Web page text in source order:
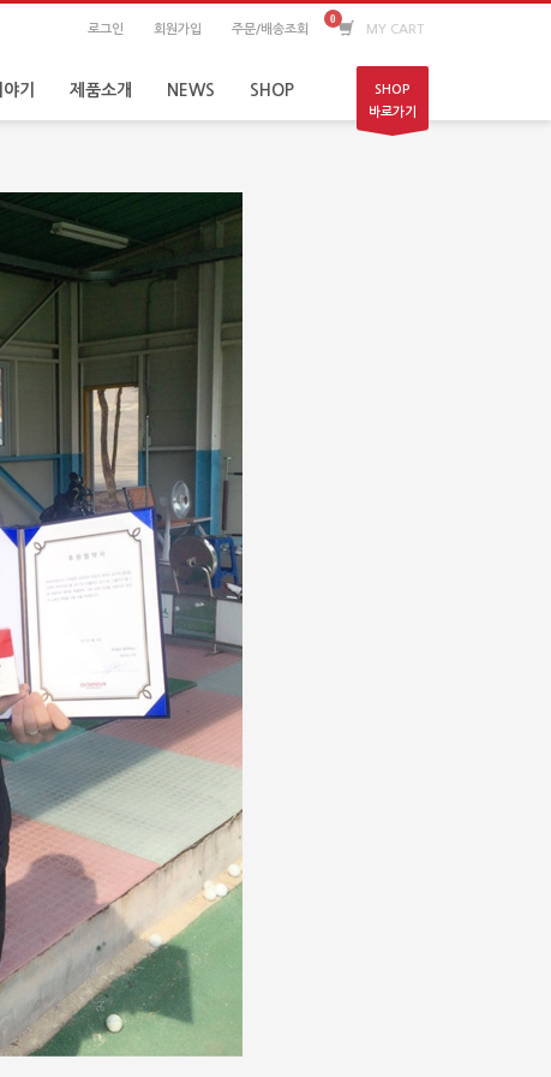
로그인 회원가입 주문/배송조회 MY CART
SHOP
바로가기
기 제품소개 NEWS SHOP